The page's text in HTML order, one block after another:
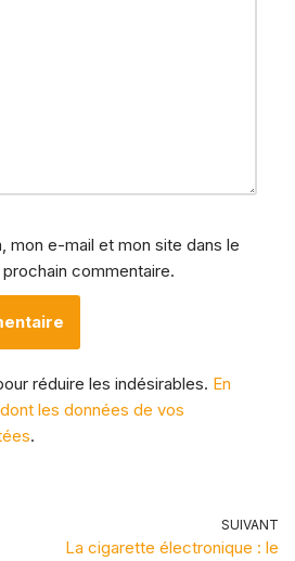
mon e-mail et mon site dans le
commentaire.
réduire les indésirables. En
les données de vos
.
SUIVANT
La cigarette électronique : le